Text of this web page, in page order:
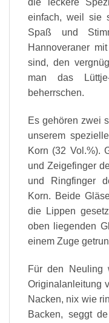
die leckere
einfach, weil sie
Spaß und
Hannoveraner
sind, den
man das
beherrschen.
Es gehören zwei
unserem
Korn (32 Vol.%).
und Zeigefinger
und Ringfinger
Korn. Beide
die Lippen
oben liegenden
einem Zuge
Für den Neuling
Originalanleitung
Nacken, nix wie
Backen, seggt